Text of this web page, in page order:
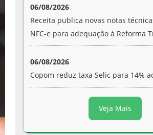
06/08/2026
Receita publica novas notas
NFC-e para adequação à Reforma
06/08/2026
Copom reduz taxa Selic para 14%
Veja Mais